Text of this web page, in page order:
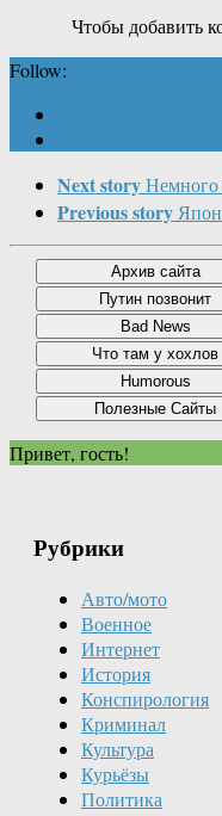
Чтобы добавить
Follow:
Next storyНемного
Previous story
Привет, гость!
Рубрики
Авто/мото
Военное
Интернет
История
Конспирология
Криминал
Культура
Курьёзы
Политика